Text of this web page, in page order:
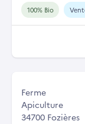
100% Bio
Ferme
Apiculture
34700 Fozières